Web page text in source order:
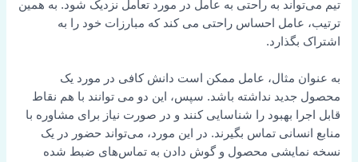
تیم می‌تواند به راحتی به عامل در مورد تعامل نزدیک شود. به همین
ترتیب، عامل احساس راحتی می کند که مبارزات خود را به
اشتراک بگذارد.
به عنوان مثال، عامل ممکن است دانش کافی در مورد یک
محصول جدید نداشته باشد. سپس، این دو می توانند با هم نقاط
قابل اجرا بهبود را شناسایی کنند و در صورت نیاز برای مشاوره با
منابع انسانی تماس بگیرند. در این مورد، می‌تواند حضور در یک
نسخه نمایشی محصول و گوش دادن به تماس‌های ضبط شده